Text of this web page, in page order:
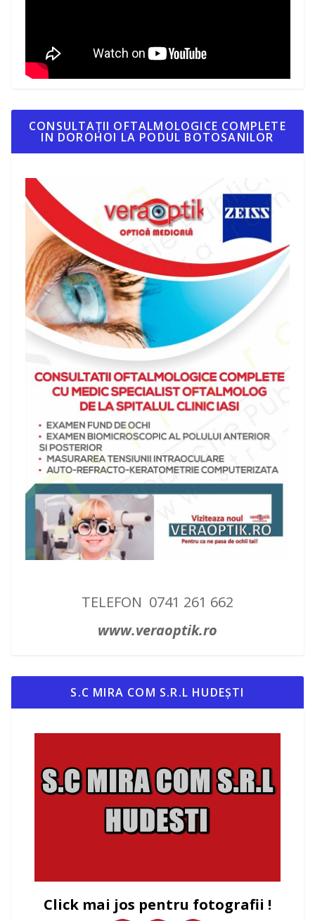
CONSULTAȚII OFTALMOLOGICE COMPLETE
IN DOROHOI LA PODUL BOTOSANILOR
TELEFON 0741 261 662
www.veraoptik.ro
S.C MIRA COM S.R.L HUDEȘTI
Click mai jos pentru fotografii !